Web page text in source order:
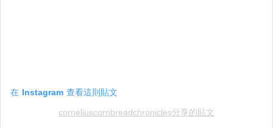
在 Instagram 查看這則貼文
corneliuscornbreadchronicles分享的貼文